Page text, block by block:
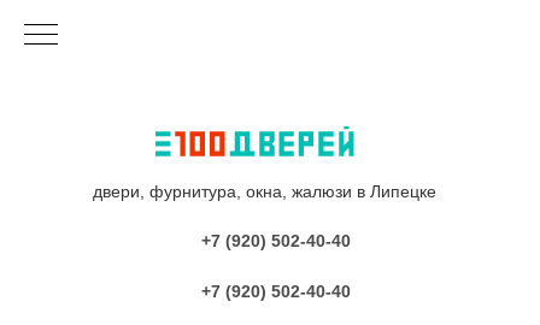
двери, фурнитура, окна, жалюзи в Липецке
+7 (920) 502-40-40
+7 (920) 502-40-40